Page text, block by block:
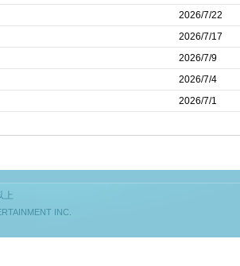
2026/7/22
2026/7/17
2026/7/9
2026/7/4
2026/7/1
上
INC.